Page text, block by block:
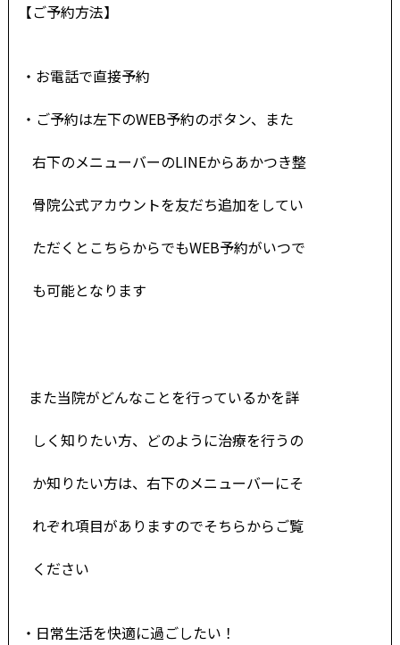
【ご予約方法】
・お電話で直接予約
・ご予約は左下のWEB予約のボタン、また
右下のメニューバーのLINEからあかつき整
骨院公式アカウントを友だち追加をしてい
ただくとこちらからでもWEB予約がいつで
も可能となります
また当院がどんなことを行っているかを詳
し く知りたい方、どのように治療を行うの
か知りたい方は、右下のメニューバーにそ
れぞれ項目がありますのでそちらからご覧
ください
・日常生活を快適に過ごしたい！